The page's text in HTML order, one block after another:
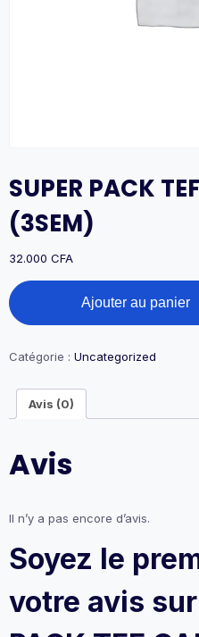
SUPER PACK
(3SEM)
32.000 CFA
quantité
de
SUPER
TEF
(3SEM)
Ajouter au panier
Catégorie : Uncategorized
Avis (0)
Avis
Il n’y a pas encore d’avis.
Soyez le
votre avis sur